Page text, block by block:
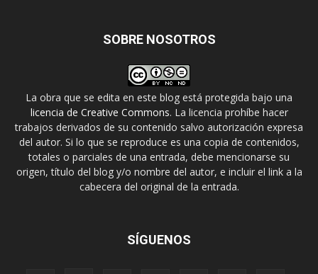
SOBRE NOSOTROS
La obra que se edita en este blog está protegida bajo una
licencia de Creative Commons. La licencia prohíbe hacer
trabajos derivados de su contenido salvo autorización expresa
del autor. Si lo que se reproduce es una copia de contenidos,
totales o parciales de una entrada, debe mencionarse su
origen, título del blog y/o nombre del autor, e incluir el link a la
cabecera del original de la entrada.
SÍGUENOS